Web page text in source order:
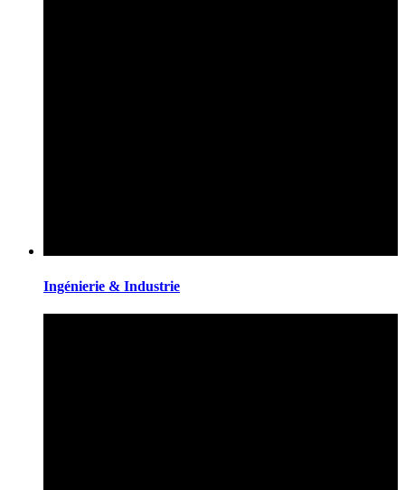
Ingénierie & Industrie